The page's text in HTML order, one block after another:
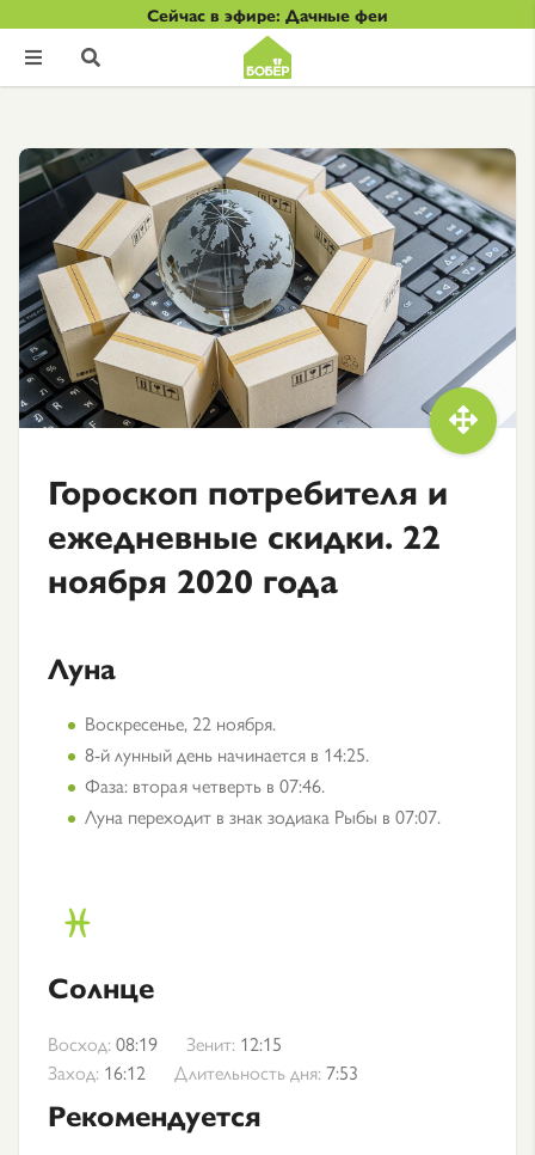
Сейчас в эфире: Дачные феи
 

Гороскоп потребителя и
ежедневные скидки. 22
ноября 2020 года
Луна
Воскресенье, 22 ноября.
8-й лунный день начинается в 14:25.
Фаза: вторая четверть в 07:46.
Луна переходит в знак зодиака Рыбы в 07:07.
Солнце
Восход: 08:19 Зенит: 12:15
Заход: 16:12 Длительность дня: 7:53
Рекомендуется